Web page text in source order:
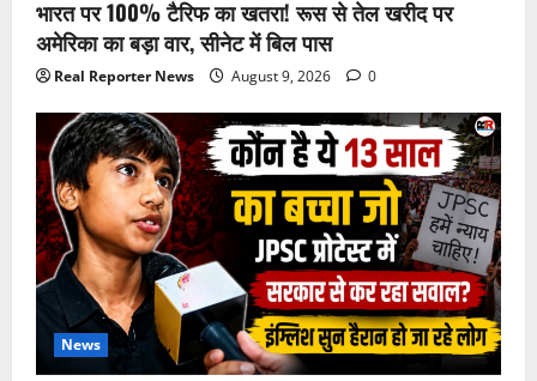
भारत पर 100% टैरिफ का खतरा! रूस से तेल खरीद पर
अमेरिका का बड़ा वार, सीनेट में बिल पास
Real Reporter News August 9, 2026 0
News